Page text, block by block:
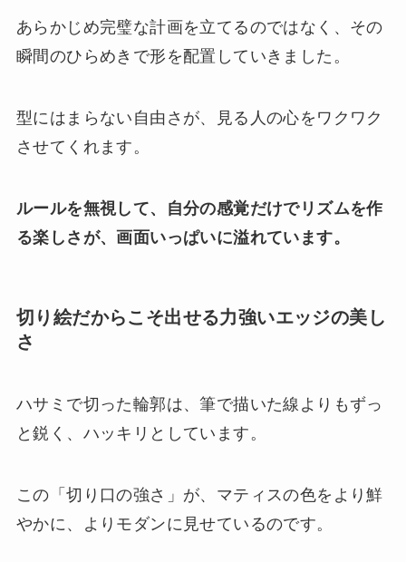
あらかじめ完璧な計画を立てるのではなく、その
瞬間のひらめきで形を配置していきました。
型にはまらない自由さが、見る人の心をワクワク
させてくれます。
ルールを無視して、自分の感覚だけでリズムを作
る楽しさが、画面いっぱいに溢れています。
切り絵だからこそ出せる力強いエッジの美し
さ
ハサミで切った輪郭は、筆で描いた線よりもずっ
と鋭く、ハッキリとしています。
この「切り口の強さ」が、マティスの色をより鮮
やかに、よりモダンに見せているのです。